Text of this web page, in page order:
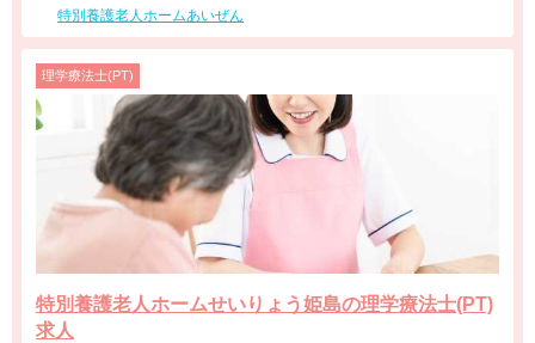
特別養護老人ホームあいぜん
理学療法士(PT)
特別養護老人ホームせいりょう姫島の理学療法士(PT)
求人